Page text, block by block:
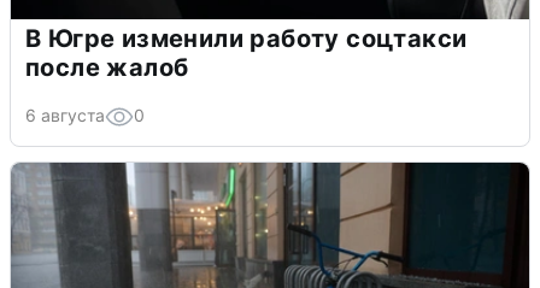
В Югре изменили работу соцтакси
после жалоб
6 августа 0